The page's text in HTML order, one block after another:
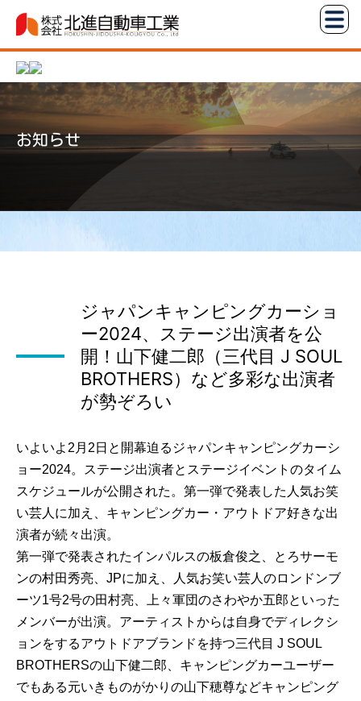
テ
ツ
へ
株
式
会
社
北
進
お知らせ
ジャパンキャンピングカーショ
ー2024、ステージ出演者を公
開！山下健二郎（三代目 J SOUL
BROTHERS）など多彩な出演者
が勢ぞろい
いよいよ2月2日と開幕迫るジャパンキャンピングカーシ
ョー2024。ステージ出演者とステージイベントのタイム
スケジュールが公開された。第一弾で発表した人気お笑
い芸人に加え、キャンピングカー・アウトドア好きな出
演者が続々出演。
第一弾で発表されたインパルスの板倉俊之、とろサーモ
ンの村田秀亮、JPに加え、人気お笑い芸人のロンドンブ
ーツ1号2号の田村亮、上々軍団のさわやか五郎といった
メンバーが出演。アーティストからは自身でディレクシ
ョンをするアウトドアブランドを持つ三代目 J SOUL
BROTHERSの山下健二郎、キャンピングカーユーザー
でもある元いきものがかりの山下穂尊などキャンピング